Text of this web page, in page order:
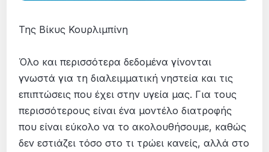
Της Βίκυς Κουρλιμπίνη
Όλο και περισσότερα δεδομένα γίνονται
γνωστά για τη διαλειμματική νηστεία και τις
επιπτώσεις που έχει στην υγεία μας. Για τους
περισσότερους είναι ένα μοντέλο διατροφής
που είναι εύκολο να το ακολουθήσουμε, καθώς
δεν εστιάζει τόσο στο τι τρώει κανείς, αλλά στο